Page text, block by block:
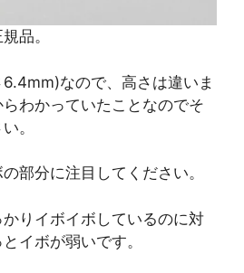
品。
なので、高さは違いま
わかっていたことなのでそ
。
部分に注目してください。
りイボイボしているのに対
イボが弱いです。